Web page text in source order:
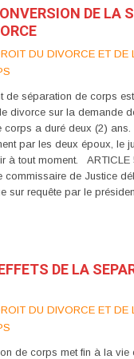
DE LA
DU DIVORCE ET DE
de séparation de corps
divorce sur la demande
corps a duré deux (2)
par les deux époux, le
à tout moment. ARTICLE
commissaire de Justice
sur requête par le
DE LA
DU DIVORCE ET DE
de corps met fin à la vie